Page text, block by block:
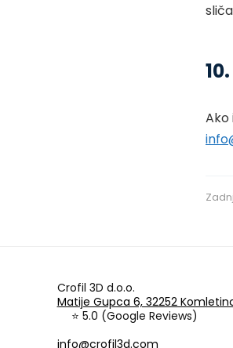
Ako
Crofil 3D d.o.o.
Matije Gupca 6, 32252
⭐ 5.0 (Google Reviews)
info@crofil3d.com